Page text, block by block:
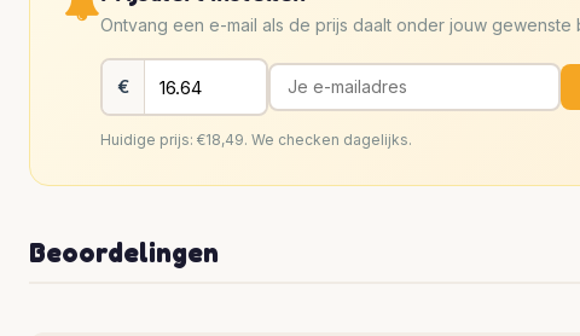
Ontvang een e-mail als de prijs daalt onder jouw gewenste
€
Huidige prijs: €18,49. We checken dagelijks.
Beoordelingen